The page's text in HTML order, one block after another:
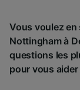
Vous voulez
Nottingham à
questions les
pour vous